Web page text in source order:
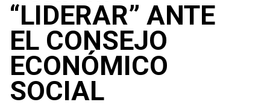
“LIDERAR” ANTE
EL CONSEJO
ECONÓMICO
SOCIAL